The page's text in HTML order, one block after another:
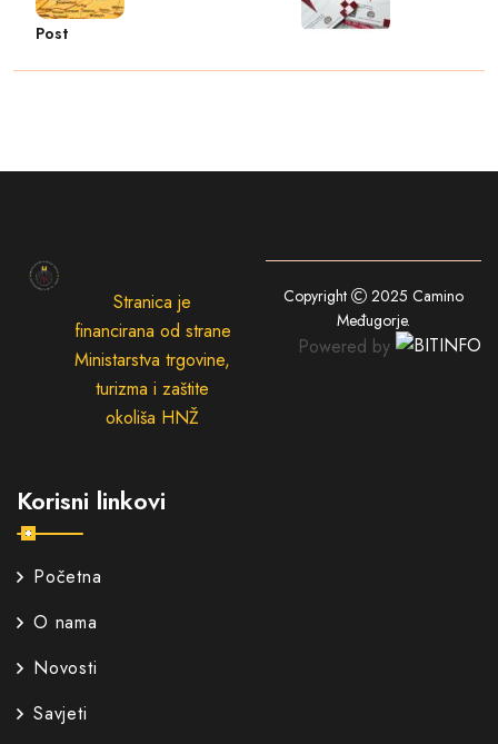
Post
Stranica je
financirana od strane
Ministarstva trgovine,
turizma i zaštite
okoliša HNŽ
Korisni linkovi
Početna
O nama
Novosti
Savjeti
Copyright 2025 Camino
Međugorje.
Powered by